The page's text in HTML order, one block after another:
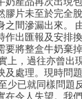
膠片未至於完全
之間滲漏出來。
作出匯報及安排
要將整盒牛奶棄
上，過往亦曾出
及處理。現時問
少已就同樣問題
在令人失望。我